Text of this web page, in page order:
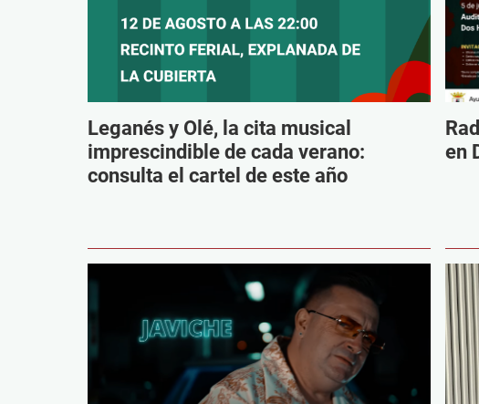
Leganés y Olé, la cita musical
imprescindible de cada verano:
consulta el cartel de este año
en